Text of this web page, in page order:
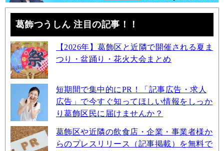
葛飾つうしん 注目の記事！！
【2026年】葛飾区と近隣で開催される夏ま
つり・盆踊り・花火大会まとめ
短期間で集中的にPR！「記事広告・求人
広告」で今すぐ知ってほしい情報をしっか
り葛飾区民に届けませんか？
葛飾区や近隣の飲食店・企業・事業者様か
らのプレスリリース（記事掲載）を無料で